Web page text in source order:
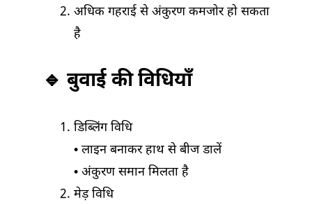
अधिक गहराई से अंकुरण कमजोर हो सकता
है
🔹 बुवाई की विधियाँ
डिब्लिंग विधि
• लाइन बनाकर हाथ से बीज डालें
• अंकुरण समान मिलता है
मेड़ विधि